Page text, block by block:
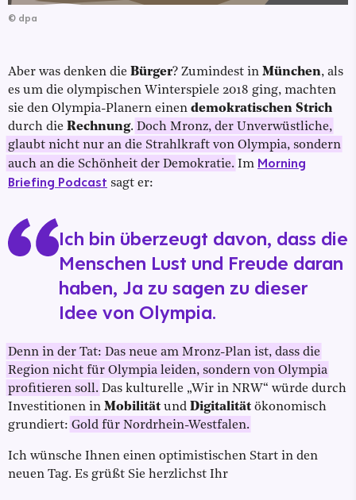
© dpa
Aber was denken die Bürger? Zumindest in München, als
es um die olympischen Winterspiele 2018 ging, machten
sie den Olympia-Planern einen demokratischen Strich
durch die Rechnung. Doch Mronz, der Unverwüstliche,
glaubt nicht nur an die Strahlkraft von Olympia, sondern
auch an die Schönheit der Demokratie. Im Morning
Briefing Podcast sagt er:
Ich bin überzeugt davon, dass die
Menschen Lust und Freude daran
haben, Ja zu sagen zu dieser
Idee von Olympia.
Denn in der Tat: Das neue am Mronz-Plan ist, dass die
Region nicht für Olympia leiden, sondern von Olympia
profitieren soll. Das kulturelle „Wir in NRW“ würde durch
Investitionen in Mobilität und Digitalität ökonomisch
grundiert: Gold für Nordrhein-Westfalen.
Ich wünsche Ihnen einen optimistischen Start in den
neuen Tag. Es grüßt Sie herzlichst Ihr